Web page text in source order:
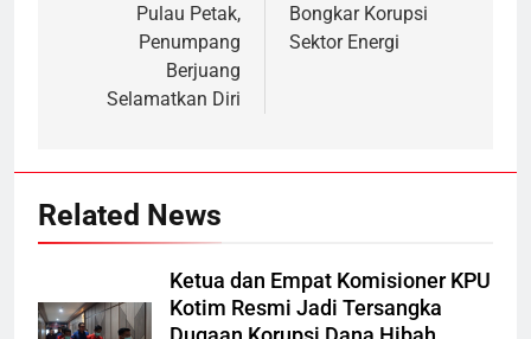
Pulau Petak,
Penumpang
Berjuang
Selamatkan Diri
Bongkar Korupsi
Sektor Energi
Related News
Ketua dan Empat Komisioner KPU
Kotim Resmi Jadi Tersangka